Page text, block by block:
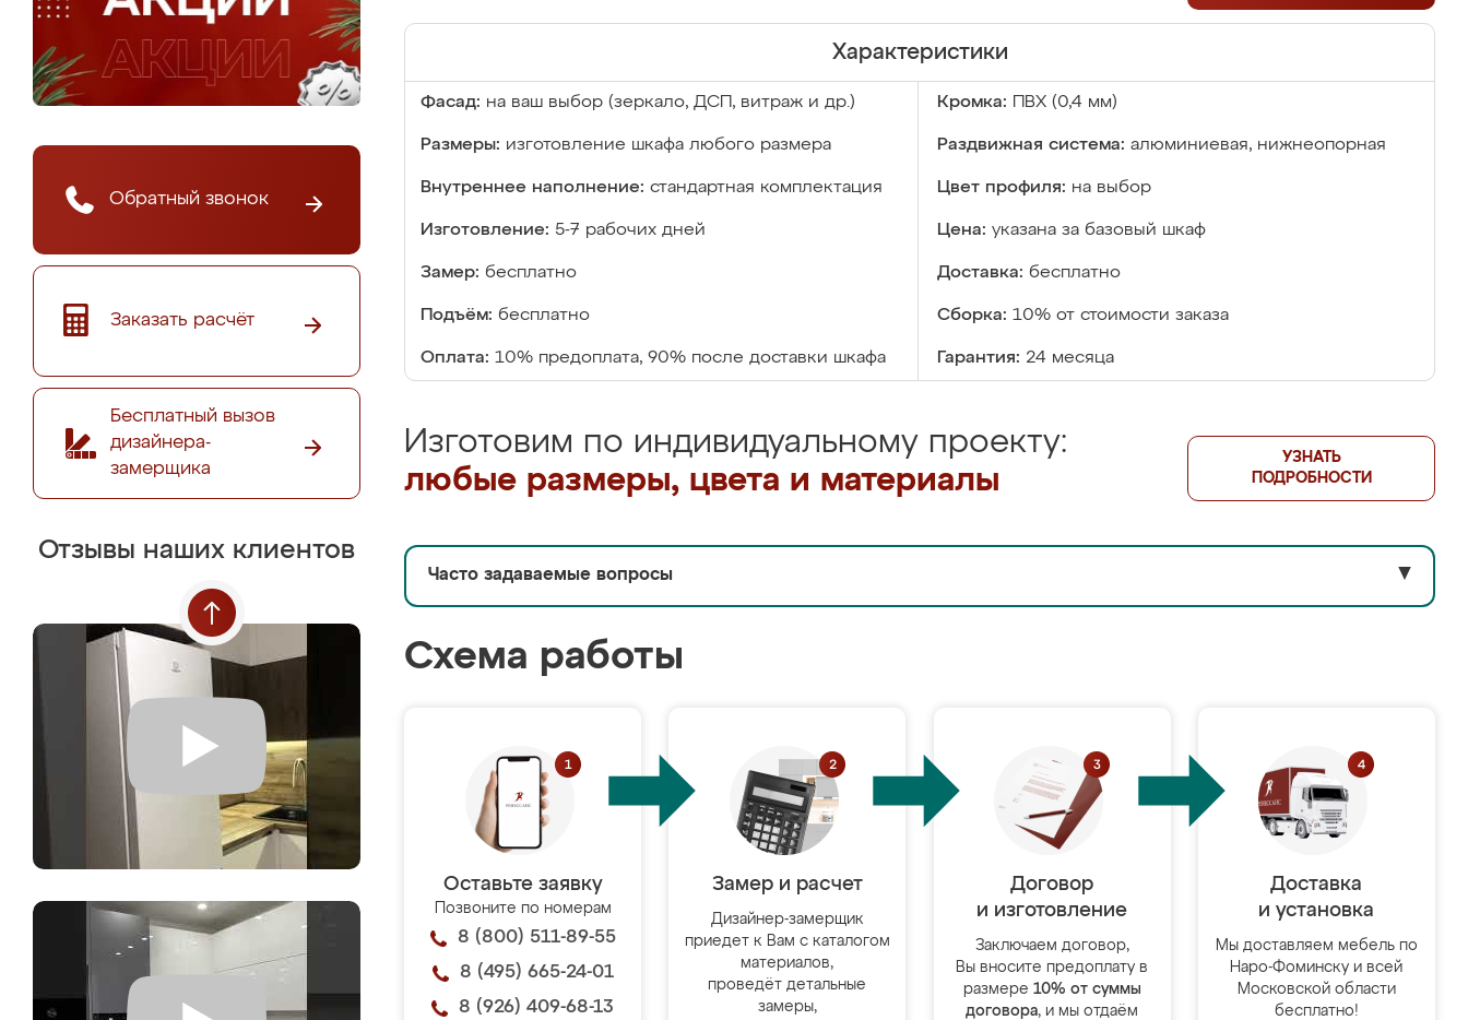
Обратный звонок
Заказать расчёт
Бесплатный вызов
дизайнера-
замерщика
Отзывы наших клиентов
Характеристики
Фасад: на ваш выбор (зеркало, ДСП, витраж и др.) Кромка: ПВХ (0,4 мм)
Размеры: изготовление шкафа любого размера Раздвижная система: алюминиевая, нижнеопорная
Внутреннее наполнение: стандартная комплектация Цвет профиля: на выбор
Изготовление: 5-7 рабочих дней Цена: указана за базовый шкаф
Замер: бесплатно Доставка: бесплатно
Подъём: бесплатно Сборка: 10% от стоимости заказа
Оплата: 10% предоплата, 90% после доставки шкафа Гарантия: 24 месяца
Изготовим по индивидуальному проекту:
любые размеры, цвета и материалы
УЗНАТЬ
ПОДРОБНОСТИ
Часто задаваемые вопросы ▼
Схема работы
Оставьте заявку
Позвоните по номерам
8 (800) 511-89-55
8 (495) 665-24-01
8 (926) 409-68-13
Замер и расчет
Дизайнер-замерщик
приедет к Вам с каталогом
материалов,
проведёт детальные
замеры,
Договор
и изготовление
Заключаем договор,
Вы вносите предоплату в
размере 10% от суммы
договора, и мы отдаём
Доставка
и установка
Мы доставляем мебель по
Наро-Фоминску и всей
Московской области
бесплатно!